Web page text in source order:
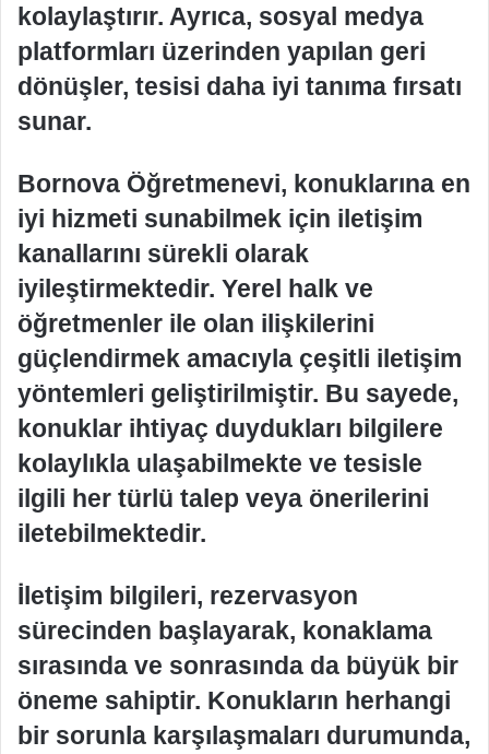
kolaylaştırır. Ayrıca, sosyal medya
platformları üzerinden yapılan geri
dönüşler, tesisi daha iyi tanıma fırsatı
sunar.
Bornova Öğretmenevi, konuklarına en
iyi hizmeti sunabilmek için iletişim
kanallarını sürekli olarak
iyileştirmektedir. Yerel halk ve
öğretmenler ile olan ilişkilerini
güçlendirmek amacıyla çeşitli iletişim
yöntemleri geliştirilmiştir. Bu sayede,
konuklar ihtiyaç duydukları bilgilere
kolaylıkla ulaşabilmekte ve tesisle
ilgili her türlü talep veya önerilerini
iletebilmektedir.
İletişim bilgileri, rezervasyon
sürecinden başlayarak, konaklama
sırasında ve sonrasında da büyük bir
öneme sahiptir. Konukların herhangi
bir sorunla karşılaşmaları durumunda,